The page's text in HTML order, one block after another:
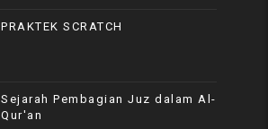
PRAKTEK SCRATCH
Sejarah Pembagian Juz dalam Al-
Qur'an